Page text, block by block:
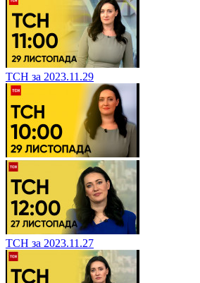
ТСН за 2023.11.29
ТСН за 2023.11.27